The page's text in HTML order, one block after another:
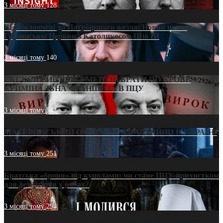
3 місяці тому128
Від віолончелі до Патріаршого жезла: Новий шлях
Грузинської Церкви з Католикосом Шіо III
3 місяці тому 140
ЕКСКЛЮЗИВ (ДОКУМЕНТИ)/БРАТИ ПО КРОВІ:
КРИМІНАЛЬНА ФРАНШИЗА В ПЦУ
3 місяці тому542
МАТЕРИНСЬКИЙ ОМОРФОР В ЧАС ВІЙНИ В УКРАЇНІ
3 місяці тому251
Братська «броня» під куполами: чи стане ПЦУ прихистком
для дезертирів у рясах?
3 місяці тому294